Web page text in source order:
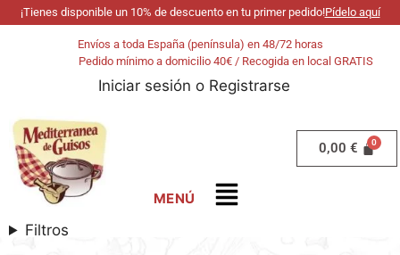
¡Tienes disponible un 10% de descuento en tu primer pedido!Pídelo aquí
Envíos a toda España (península) en 48/72 horas
Pedido mínimo a domicilio 40€ / Recogida en local GRATIS
Iniciar sesión o Registrarse
0,00 €
Filtros